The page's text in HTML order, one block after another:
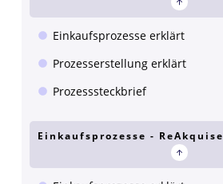
Einkaufsprozesse erklärt
Prozesserstellung erklärt
Prozesssteckbrief
Einkaufsprozesse - ReAkquise